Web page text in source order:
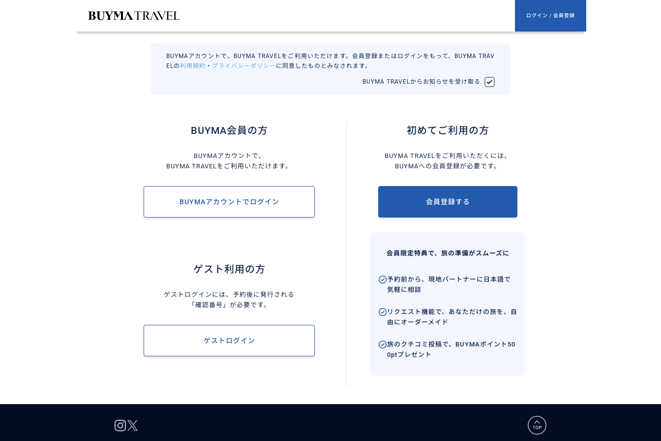
ログイン / 会員登録
BUYMAアカウントで、BUYMA TRAVELをご利用いただけます。会員登録またはログインをもって、BUYMA TRAV
ELの利用規約 ・ プライバシーポリシー に同意したものとみなされます。
BUYMA TRAVELからお知らせを受け取る
BUYMA会員の方
BUYMAアカウントで、
BUYMA TRAVELをご利用いただけます。
BUYMAアカウントでログイン
初めてご利用の方
BUYMA TRAVELをご利用いただくには、
BUYMAへの会員登録が必要です。
会員登録する
会員限定特典で、旅の準備がスムーズに
予約前から、現地パートナーに日本語で
気軽に相談
リクエスト機能で、あなただけの旅を、自
由にオーダーメイド
旅のクチコミ投稿で、BUYMAポイント50
0ptプレゼント
ゲスト利用の方
ゲストログインには、予約後に発行される
「確認番号」が必要です。
ゲストログイン